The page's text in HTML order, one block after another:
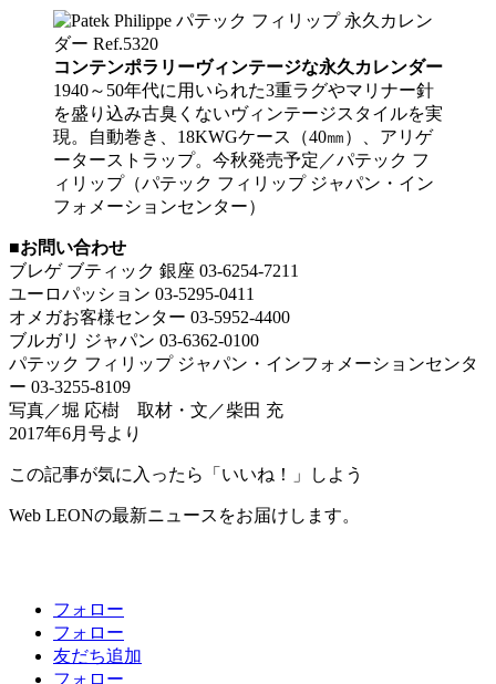
コンテンポラリーヴィンテージな永久カレンダー
1940～50年代に用いられた3重ラグやマリナー針
を盛り込み古臭くないヴィンテージスタイルを実
現。自動巻き、18KWGケース（40㎜）、アリゲ
ーターストラップ。今秋発売予定／パテック フ
ィリップ（パテック フィリップ ジャパン・イン
フォメーションセンター）
■お問い合わせ
ブレゲ ブティック 銀座 03-6254-7211
ユーロパッション 03-5295-0411
オメガお客様センター 03-5952-4400
ブルガリ ジャパン 03-6362-0100
パテック フィリップ ジャパン・インフォメーションセンタ
ー 03-3255-8109
写真／堀 応樹 取材・文／柴田 充
2017年6月号より
この記事が気に入ったら「いいね！」しよう
Web LEONの最新ニュースをお届けします。
フォロー
フォロー
友だち追加
フォロー